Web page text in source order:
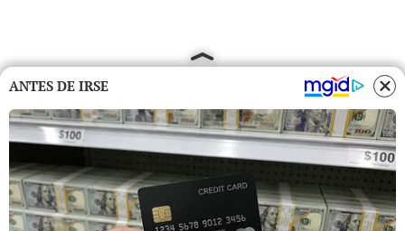
ANTES DE IRSE